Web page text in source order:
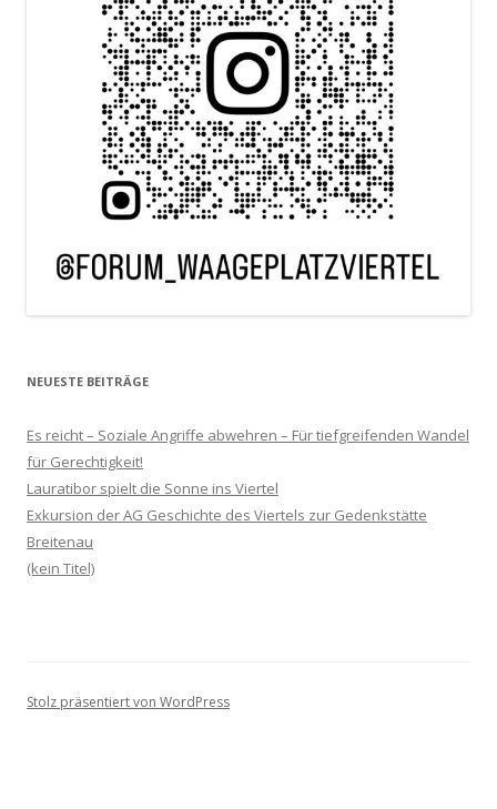
NEUESTE BEITRÄGE
Es reicht – Soziale Angriffe abwehren – Für tiefgreifenden Wandel
für Gerechtigkeit!
Lauratibor spielt die Sonne ins Viertel
Exkursion der AG Geschichte des Viertels zur Gedenkstätte
Breitenau
(kein Titel)
Stolz präsentiert von WordPress